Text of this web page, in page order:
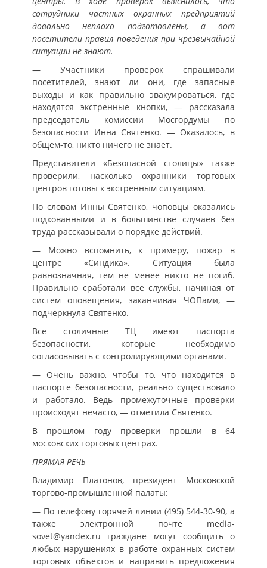
сотрудники частных охранных предприятий
довольно неплохо подготовлены, а вот
посетители правил поведения при чрезвычайной
ситуации не знают.
— Участники проверок спрашивали
посетителей, знают ли они, где запасные
выходы и как правильно эвакуироваться, где
находятся экстренные кнопки, — рассказала
председатель комиссии Мосгордумы по
безопасности Инна Святенко. — Оказалось, в
общем-то, никто ничего не знает.
Представители «Безопасной столицы» также
проверили, насколько охранники торговых
центров готовы к экстренным ситуациям.
По словам Инны Святенко, чоповцы оказались
подкованными и в большинстве случаев без
труда рассказывали о порядке действий.
— Можно вспомнить, к примеру, пожар в
центре «Синдика». Ситуация была
равнозначная, тем не менее никто не погиб.
Правильно сработали все службы, начиная от
систем оповещения, заканчивая ЧОПами, —
подчеркнула Святенко.
Все столичные ТЦ имеют паспорта
безопасности, которые необходимо
согласовывать с контролирующими органами.
— Очень важно, чтобы то, что находится в
паспорте безопасности, реально существовало
и работало. Ведь промежуточные проверки
происходят нечасто, — отметила Святенко.
В прошлом году проверки прошли в 64
московских торговых центрах.
ПРЯМАЯ РЕЧЬ
Владимир Платонов, президент Московской
торгово-промышленной палаты:
— По телефону горячей линии (495) 544-30-90, а
также электронной почте media-
sovet@yandex.ru граждане могут сообщить о
любых нарушениях в работе охранных систем
торговых объектов и направить предложения